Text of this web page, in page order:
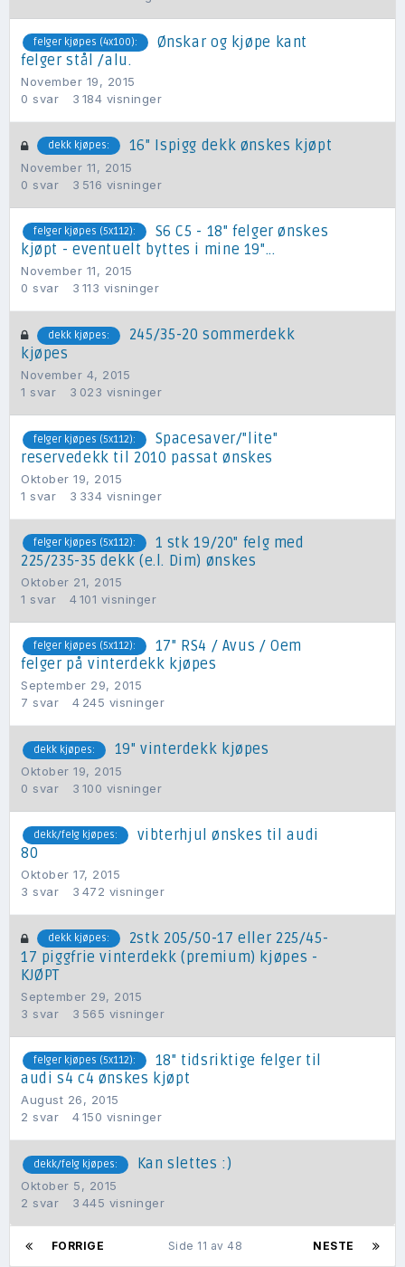
felger kjøpes (4x100):
Ønskar og kjøpe kant
felger stål /alu.
November 19, 2015
0 svar 3 184 visninger
dekk kjøpes: 16" Ispigg dekk ønskes kjøpt
November 11, 2015
0 svar 3 516 visninger
felger kjøpes (5x112):
S6 C5 - 18" felger ønskes
kjøpt - eventuelt byttes i mine 19"...
November 11, 2015
0 svar 3 113 visninger
dekk kjøpes:
245/35-20 sommerdekk
kjøpes
November 4, 2015
1 svar 3 023 visninger
felger kjøpes (5x112):
Spacesaver/"lite"
reservedekk til 2010 passat ønskes
Oktober 19, 2015
1 svar 3 334 visninger
felger kjøpes (5x112):
1 stk 19/20" felg med
225/235-35 dekk (e.l. Dim) ønskes
Oktober 21, 2015
1 svar 4 101 visninger
felger kjøpes (5x112):
17" RS4 / Avus / Oem
felger på vinterdekk kjøpes
September 29, 2015
7 svar 4 245 visninger
dekk kjøpes: 19" vinterdekk kjøpes
Oktober 19, 2015
0 svar 3 100 visninger
dekk/felg kjøpes:
vibterhjul ønskes til audi
80
Oktober 17, 2015
3 svar 3 472 visninger
dekk kjøpes:
2stk 205/50-17 eller 225/45-
17 piggfrie vinterdekk (premium) kjøpes -
KJØPT
September 29, 2015
3 svar 3 565 visninger
felger kjøpes (5x112):
18" tidsriktige felger til
audi s4 c4 ønskes kjøpt
August 26, 2015
2 svar 4 150 visninger
dekk/felg kjøpes: Kan slettes :)
Oktober 5, 2015
2 svar 3 445 visninger
FORRIGE NESTE
Side 11 av 48